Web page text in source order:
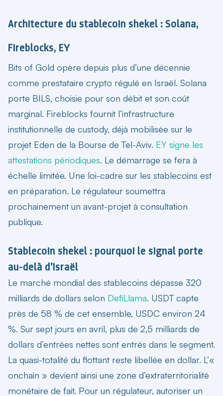
Architecture du stablecoin shekel : Solana,
Fireblocks, EY
Bits of Gold opère depuis plus d’une décennie
comme prestataire crypto régulé en Israël. Solana
porte BILS, choisie pour son débit et son coût
marginal. Fireblocks fournit l’infrastructure
institutionnelle de custody, déjà mobilisée sur le
projet Eden de la Bourse de Tel-Aviv. EY signe les
attestations périodiques. Le démarrage se fera à
échelle limitée. Une loi-cadre sur les stablecoins est
en préparation. Le régulateur soumettra
prochainement un avant-projet à consultation
publique.
Stablecoin shekel : pourquoi le signal porte
au-delà d’Israël
Le marché mondial des stablecoins dépasse 320
milliards de dollars selon DefiLlama. USDT capte
près de 58 % de cet ensemble, USDC environ 24
%. Sur sept jours en avril, plus de 2,5 milliards de
dollars d’entrées nettes sont entrés dans le segment.
La quasi-totalité du flottant reste libellée en dollar. L’«
onchain » devient ainsi une zone d’extraterritorialité
monétaire de fait. Pour un régulateur, autoriser un